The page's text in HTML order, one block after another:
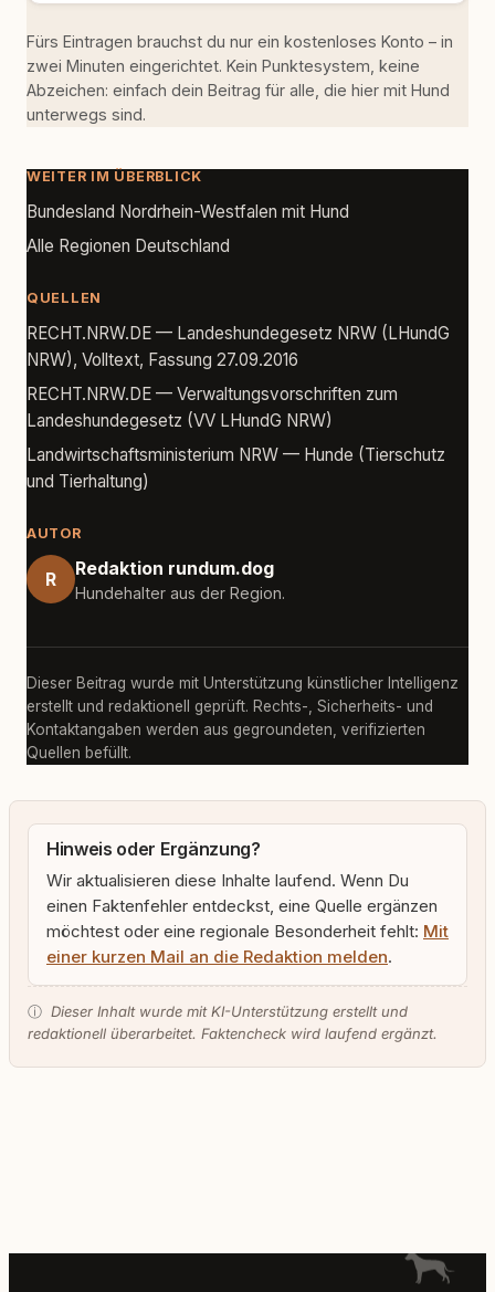
Fürs Eintragen brauchst du nur ein kostenloses Konto – in
zwei Minuten eingerichtet. Kein Punktesystem, keine
Abzeichen: einfach dein Beitrag für alle, die hier mit Hund
unterwegs sind.
WEITER IM ÜBERBLICK
Bundesland Nordrhein-Westfalen mit Hund
Alle Regionen Deutschland
QUELLEN
RECHT.NRW.DE — Landeshundegesetz NRW (LHundG
NRW), Volltext, Fassung 27.09.2016
RECHT.NRW.DE — Verwaltungsvorschriften zum
Landeshundegesetz (VV LHundG NRW)
Landwirtschaftsministerium NRW — Hunde (Tierschutz
und Tierhaltung)
AUTOR
R Redaktion rundum.dog
Hundehalter aus der Region.
Dieser Beitrag wurde mit Unterstützung künstlicher Intelligenz
erstellt und redaktionell geprüft. Rechts-, Sicherheits- und
Kontaktangaben werden aus gegroundeten, verifizierten
Quellen befüllt.
Hinweis oder Ergänzung?
Wir aktualisieren diese Inhalte laufend. Wenn Du
einen Faktenfehler entdeckst, eine Quelle ergänzen
möchtest oder eine regionale Besonderheit fehlt: Mit
einer kurzen Mail an die Redaktion melden.
ⓘ Dieser Inhalt wurde mit KI-Unterstützung erstellt und
redaktionell überarbeitet. Faktencheck wird laufend ergänzt.